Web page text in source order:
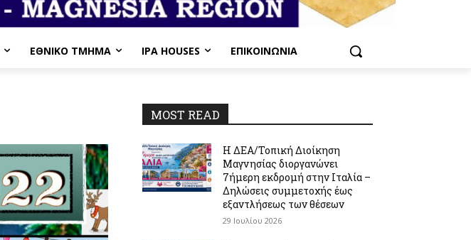
ΕΘΝΙΚΌ ΤΜΉΜΑ IPA HOUSES ΕΠΙΚΟΙΝΩΝΊΑ
MOST READ
Η ΔΕΑ/Τοπική Διοίκηση
Μαγνησίας διοργανώνει
7ήμερη εκδρομή στην Ιταλία –
Δηλώσεις συμμετοχής έως
εξαντλήσεως των θέσεων
29 Ιουλίου 2026